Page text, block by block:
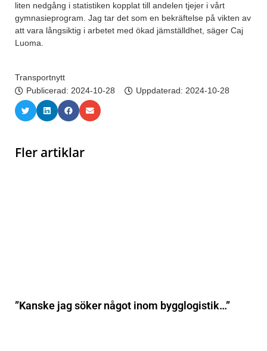
liten nedgång i statistiken kopplat till andelen tjejer i vårt
gymnasieprogram. Jag tar det som en bekräftelse på vikten av
att vara långsiktig i arbetet med ökad jämställdhet, säger Caj
Luoma.
Transportnytt
Publicerad: 2024-10-28 Uppdaterad: 2024-10-28
Fler artiklar
”Kanske jag söker något inom bygglogistik…”